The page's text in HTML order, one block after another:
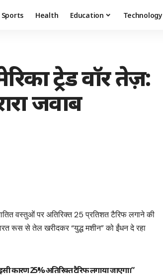
Sports Health Education Technology
ट्रेड वॉर तेज़:
जवाब
वस्तुओं पर अतिरिक्त 25 प्रतिशत टैरिफ लगाने की
रूस से तेल खरीदकर “युद्ध मशीन” को ईंधन दे रहा
इसी कारण 25% अतिरिक्त टैरिफ लगाया जाएगा।”